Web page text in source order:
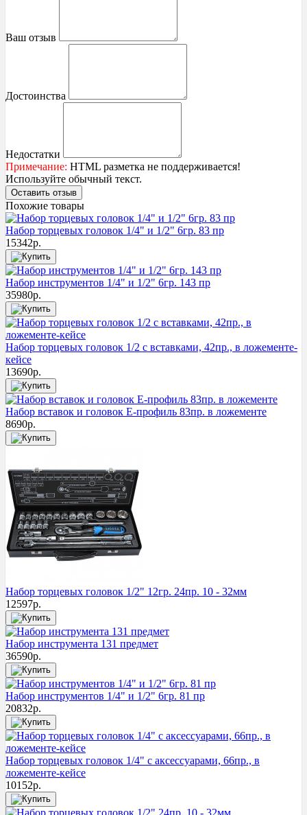
Ваш отзыв
Достоинства
Недостатки
Примечание: HTML разметка не поддерживается!
Используйте обычный текст.
Оставить отзыв
Похожие товары
Набор торцевых головок 1/4" и 1/2" 6гр. 83 пр
15342р.
Набор инструментов 1/4" и 1/2" 6гр. 143 пр
35980р.
Набор торцевых головок 1/2 с вставками, 42пр., в ложементе-
кейсе
13690р.
Набор вставок и головок Е-профиль 83пр. в ложементе
8690р.
Набор торцевых головок 1/2" 12гр. 24пр. 10 - 32мм
12597р.
Набор инструмента 131 предмет
36590р.
Набор инструментов 1/4" и 1/2" 6гр. 81 пр
20832р.
Набор торцевых головок 1/4" с аксессуарами, 66пр., в
ложементе-кейсе
10152р.